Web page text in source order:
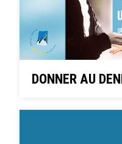
DONNER AU